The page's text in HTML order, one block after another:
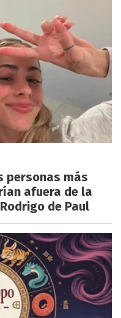
personas más
afuera de la
de Paul